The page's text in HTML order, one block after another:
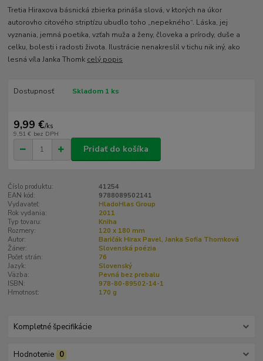
Tretia Hiraxova básnická zbierka prináša slová, v ktorých na úkor
autorovho citového striptízu ubudlo toho „nepekného“. Láska, jej
vyznania, jemná poetika, vzťah muža a ženy, človeka a prírody, duše a
celku, bolesti i radosti života. Ilustrácie nenakreslil v tichu nik iný, ako
lesná víla Janka Thomk celý popis
Dostupnosť Skladom 1 ks
9,99 €/ks
9,51 € bez DPH
Pridať do košíka
Číslo produktu:
41254
EAN kód:
9788089502141
Vydavateľ:
HladoHlas Group
Rok vydania:
2011
Typ tovaru:
Kniha
Rozmery:
120 x 180 mm
Autor:
Baričák Hirax Pavel, Janka Sofia Thomková
Žáner:
Slovenská poézia
Počet strán:
76
Jazyk:
Slovenský
Väzba:
Pevná bez prebalu
ISBN:
978-80-89502-14-1
Hmotnosť:
170 g
Kompletné špecifikácie
Hodnotenie 0